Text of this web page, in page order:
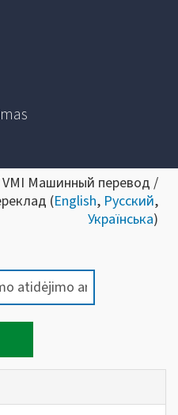
Машинный перевод /
(English, Русский,
Українська)